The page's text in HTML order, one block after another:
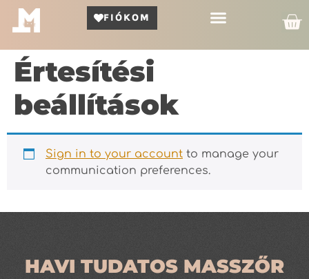
FIÓKOM
Értesítési
beállítások
Sign in to your account to manage your
communication preferences.
HAVI TUDATOS MASSZŐR